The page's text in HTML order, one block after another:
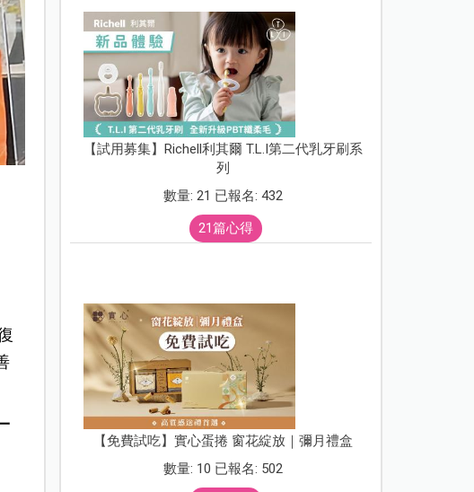
【試用募集】Richell利其爾 T.L.I第二代乳牙刷系
列
數量: 21 已報名: 432
21篇心得
【免費試吃】實心蛋捲 窗花綻放｜彌月禮盒
數量: 10 已報名: 502